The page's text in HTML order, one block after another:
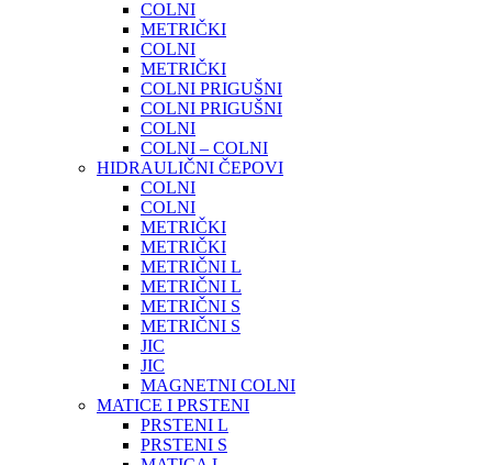
COLNI
METRIČKI
COLNI
METRIČKI
COLNI PRIGUŠNI
COLNI PRIGUŠNI
COLNI
COLNI – COLNI
HIDRAULIČNI ČEPOVI
COLNI
COLNI
METRIČKI
METRIČKI
METRIČNI L
METRIČNI L
METRIČNI S
METRIČNI S
JIC
JIC
MAGNETNI COLNI
MATICE I PRSTENI
PRSTENI L
PRSTENI S